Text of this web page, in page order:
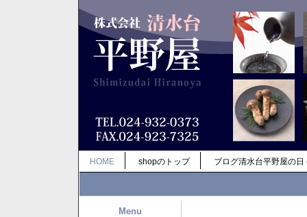
HOME shopのトップ ブログ清水台平野屋の日
Menu